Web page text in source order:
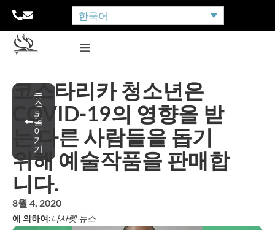
한국어
뉴
스
로
돌
아
가
기
코스타리카 청소년은
COVID-19의 영향을 받
는 다른 사람들을 돕기
위해 예술작품을 판매합
니다.
8월 4, 2020
에 의하여:나사렛 뉴스